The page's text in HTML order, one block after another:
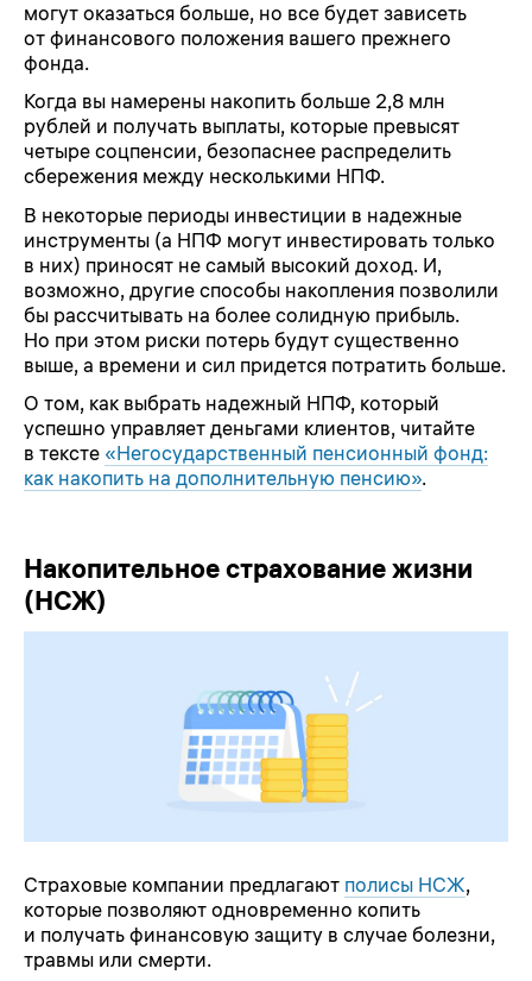
могут оказаться больше, но все будет зависеть
от финансового положения вашего прежнего
фонда.
Когда вы намерены накопить больше 2,8 млн
рублей и получать выплаты, которые превысят
четыре соцпенсии, безопаснее распределить
сбережения между несколькими НПФ.
В некоторые периоды инвестиции в надежные
инструменты (а НПФ могут инвестировать только
в них) приносят не самый высокий доход. И,
возможно, другие способы накопления позволили
бы рассчитывать на более солидную прибыль.
Но при этом риски потерь будут существенно
выше, а времени и сил придется потратить больше.
О том, как выбрать надежный НПФ, который
успешно управляет деньгами клиентов, читайте
в тексте «Негосударственный пенсионный фонд:
как накопить на дополнительную пенсию».
Накопительное страхование жизни
(НСЖ)
Страховые компании предлагают полисы НСЖ,
которые позволяют одновременно копить
и получать финансовую защиту в случае болезни,
травмы или смерти.